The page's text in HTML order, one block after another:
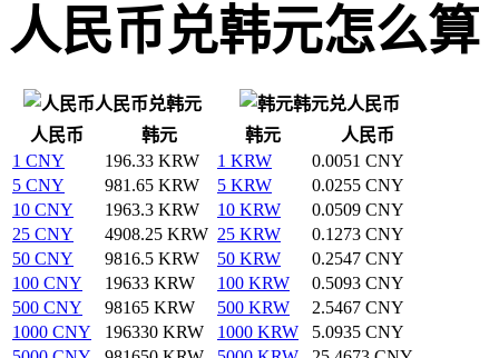
人民币兑韩元怎么算
人民币兑韩元
韩元兑人民币
人民币
韩元 韩元
人民币
1 CNY
196.33 KRW 1 KRW
0.0051 CNY
5 CNY
981.65 KRW 5 KRW
0.0255 CNY
10 CNY
1963.3 KRW 10 KRW
0.0509 CNY
25 CNY
4908.25 KRW 25 KRW
0.1273 CNY
50 CNY
9816.5 KRW 50 KRW
0.2547 CNY
100 CNY
19633 KRW 100 KRW
0.5093 CNY
500 CNY
98165 KRW 500 KRW
2.5467 CNY
1000 CNY
196330 KRW 1000 KRW
5.0935 CNY